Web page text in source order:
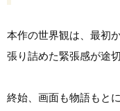
本作の世界観は、最初
張り詰めた緊張感が途
終始、画面も物語もと